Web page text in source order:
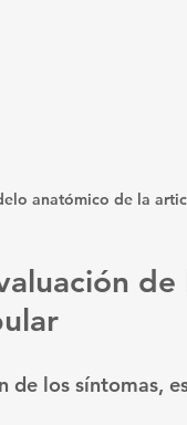
anatómico de la
de los síntomas,